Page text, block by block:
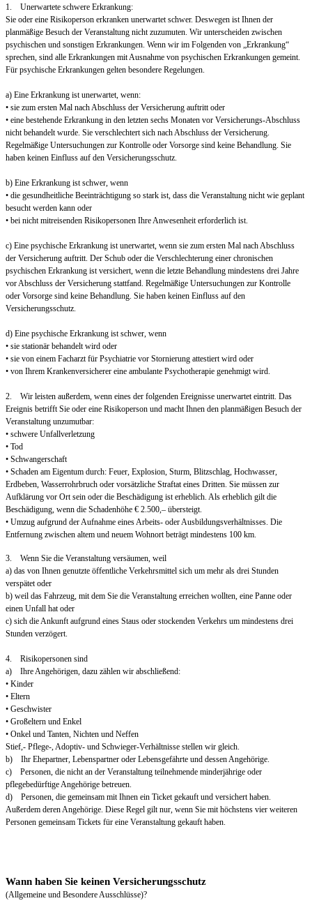
1. Unerwartete schwere Erkrankung:
Sie oder eine Risikoperson erkranken unerwartet schwer. Deswegen ist Ihnen der
planmäßige Besuch der Veranstaltung nicht zuzumuten. Wir unterscheiden zwischen
psychischen und sonstigen Erkrankungen. Wenn wir im Folgenden von „Erkrankung“
sprechen, sind alle Erkrankungen mit Ausnahme von psychischen Erkrankungen gemeint.
Für psychische Erkrankungen gelten besondere Regelungen.
a) Eine Erkrankung ist unerwartet, wenn:
• sie zum ersten Mal nach Abschluss der Versicherung auftritt oder
• eine bestehende Erkrankung in den letzten sechs Monaten vor Versicherungs-Abschluss
nicht behandelt wurde. Sie verschlechtert sich nach Abschluss der Versicherung.
Regelmäßige Untersuchungen zur Kontrolle oder Vorsorge sind keine Behandlung. Sie
haben keinen Einfluss auf den Versicherungsschutz.
b) Eine Erkrankung ist schwer, wenn
• die gesundheitliche Beeinträchtigung so stark ist, dass die Veranstaltung nicht wie geplant
besucht werden kann oder
• bei nicht mitreisenden Risikopersonen Ihre Anwesenheit erforderlich ist.
c) Eine psychische Erkrankung ist unerwartet, wenn sie zum ersten Mal nach Abschluss
der Versicherung auftritt. Der Schub oder die Verschlechterung einer chronischen
psychischen Erkrankung ist versichert, wenn die letzte Behandlung mindestens drei Jahre
vor Abschluss der Versicherung stattfand. Regelmäßige Untersuchungen zur Kontrolle
oder Vorsorge sind keine Behandlung. Sie haben keinen Einfluss auf den
Versicherungsschutz.
d) Eine psychische Erkrankung ist schwer, wenn
• sie stationär behandelt wird oder
• sie von einem Facharzt für Psychiatrie vor Stornierung attestiert wird oder
• von Ihrem Krankenversicherer eine ambulante Psychotherapie genehmigt wird.
2. Wir leisten außerdem, wenn eines der folgenden Ereignisse unerwartet eintritt. Das
Ereignis betrifft Sie oder eine Risikoperson und macht Ihnen den planmäßigen Besuch der
Veranstaltung unzumutbar:
• schwere Unfallverletzung
• Tod
• Schwangerschaft
• Schaden am Eigentum durch: Feuer, Explosion, Sturm, Blitzschlag, Hochwasser,
Erdbeben, Wasserrohrbruch oder vorsätzliche Straftat eines Dritten. Sie müssen zur
Aufklärung vor Ort sein oder die Beschädigung ist erheblich. Als erheblich gilt die
Beschädigung, wenn die Schadenhöhe € 2.500,– übersteigt.
• Umzug aufgrund der Aufnahme eines Arbeits- oder Ausbildungsverhältnisses. Die
Entfernung zwischen altem und neuem Wohnort beträgt mindestens 100 km.
3. Wenn Sie die Veranstaltung versäumen, weil
a) das von Ihnen genutzte öffentliche Verkehrsmittel sich um mehr als drei Stunden
verspätet oder
b) weil das Fahrzeug, mit dem Sie die Veranstaltung erreichen wollten, eine Panne oder
einen Unfall hat oder
c) sich die Ankunft aufgrund eines Staus oder stockenden Verkehrs um mindestens drei
Stunden verzögert.
4. Risikopersonen sind
a) Ihre Angehörigen, dazu zählen wir abschließend:
• Kinder
• Eltern
• Geschwister
• Großeltern und Enkel
• Onkel und Tanten, Nichten und Neffen
Stief,- Pflege-, Adoptiv- und Schwieger-Verhältnisse stellen wir gleich.
b) Ihr Ehepartner, Lebenspartner oder Lebensgefährte und dessen Angehörige.
c) Personen, die nicht an der Veranstaltung teilnehmende minderjährige oder
pflegebedürftige Angehörige betreuen.
d) Personen, die gemeinsam mit Ihnen ein Ticket gekauft und versichert haben.
Außerdem deren Angehörige. Diese Regel gilt nur, wenn Sie mit höchstens vier weiteren
Personen gemeinsam Tickets für eine Veranstaltung gekauft haben.
Wann haben Sie keinen Versicherungsschutz
(Allgemeine und Besondere Ausschlüsse)?